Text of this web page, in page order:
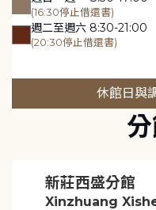
(16:30停止借還書)
週二至週六 8:30-21:00
(20:30停止借還書)
休館日與
新莊西盛分館
Xinzhuang